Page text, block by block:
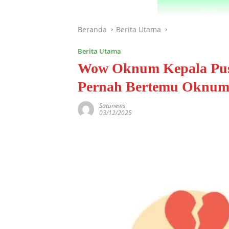
Beranda Berita Utama
Berita Utama
Wow Oknum Kepala
Pernah Bertemu
Satunews
03/12/2025